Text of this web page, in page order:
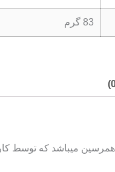
83 گرم
خمیرمایه 80 گرم در ایران برند